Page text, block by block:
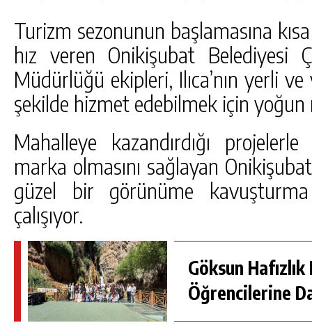
Turizm sezonunun başlamasına
hız veren Onikişubat Belediyesi
Müdürlüğü ekipleri, Ilıca’nın yerli
şekilde hizmet edebilmek için yoğun
Mahalleye kazandırdığı
marka olmasını sağlayan
güzel bir görünüme kavuşturma
çalışıyor.
Göksun Hafızlık
Öğrencilerine